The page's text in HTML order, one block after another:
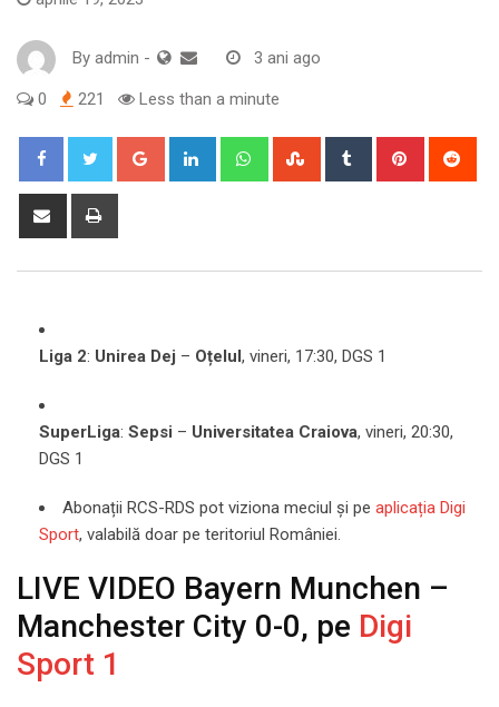
By admin - 3 ani ago
0 221 Less than a minute
Google+ LinkedIn WhatsappStumbleUpon
Tumblr Pinterest
Share
Liga 2: Unirea Dej – Oțelul, vineri, 17:30, DGS 1
SuperLiga: Sepsi – Universitatea Craiova, vineri, 20:30,
DGS 1
Abonații RCS-RDS pot viziona meciul și pe aplicația Digi
Sport, valabilă doar pe teritoriul României.
LIVE VIDEO Bayern Munchen –
Manchester City 0-0, pe Digi
Sport 1